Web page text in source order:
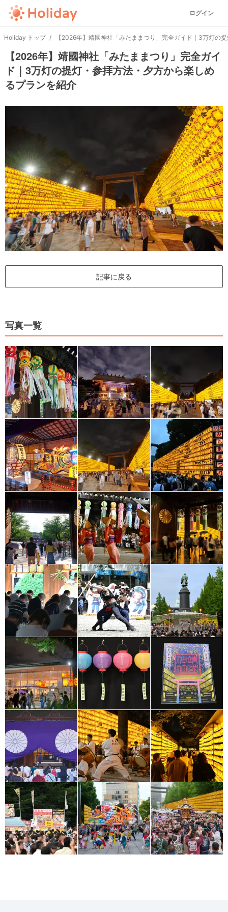
ログイン
Holiday トップ 【2026年】靖國神社「みたままつり」完全ガイド｜3万灯の
【2026年】靖國神社「みたままつり」完全ガイ
ド｜3万灯の提灯・参拝方法・夕方から楽しめ
るプランを紹介
記事に戻る
写真一覧